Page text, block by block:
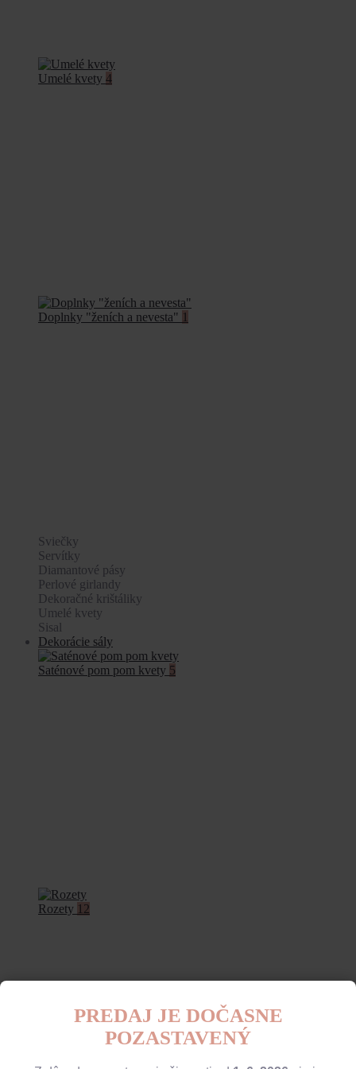
Umelé kvety 4
Doplnky "ženích a nevesta" 1
Sviečky
Servítky
Diamantové pásy
Perlové girlandy
Dekoračné krištáliky
Umelé kvety
Sisal
Dekorácie sály
Saténové pom pom kvety 5
Rozety 12
PREDAJ JE DOČASNE
POZASTAVENÝ